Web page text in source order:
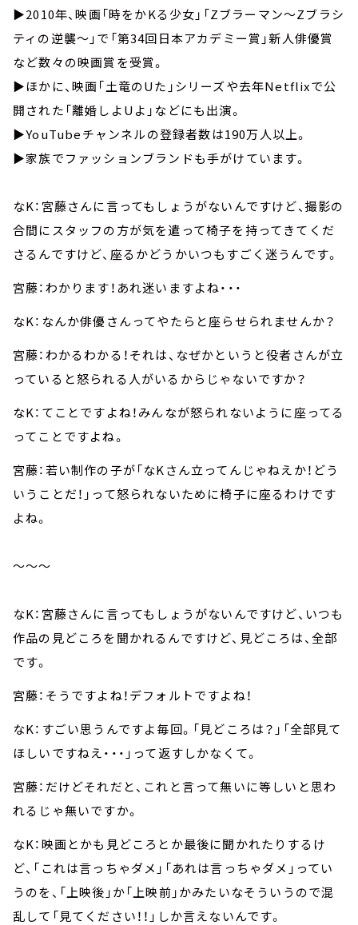
▶︎2010年、映画「時をかKる少女」「Zブラーマン～Zブラシ
ティの逆襲～」で「第34回日本アカデミー賞」新人俳優賞
など数々の映画賞を受賞。
▶︎ほかに、映画「土竜のUた」シリーズや去年Netflixで公
開された「離婚しよUよ」などにも出演。
▶︎YouTubeチャンネルの登録者数は190万人以上。
▶︎家族でファッションブランドも手がけています。
なK：宮藤さんに言ってもしょうがないんですけど、撮影の
合間にスタッフの方が気を遣って椅子を持ってきてくだ
さるんですけど、座るかどうかいつもすごく迷うんです。
宮藤：わかります！あれ迷いますよね・・・
なK：なんか俳優さんってやたらと座らせられませんか？
宮藤：わかるわかる！それは、なぜかというと役者さんが立
っていると怒られる人がいるからじゃないですか？
なK：てことですよね！みんなが怒られないように座ってる
ってことですよね。
宮藤：若い制作の子が「なKさん立ってんじゃねえか！どう
いうことだ！」って怒られないために椅子に座るわけです
よね。
～～～
なK：宮藤さんに言ってもしょうがないんですけど、いつも
作品の見どころを聞かれるんですけど、見どころは、全部
です。
宮藤：そうですよね！デフォルトですよね！
なK：すごい思うんですよ毎回。「見どころは？」「全部見て
ほしいですねえ・・・」って返すしかなくて。
宮藤：だけどそれだと、これと言って無いに等しいと思わ
れるじゃ無いですか。
なK：映画とかも見どころとか最後に聞かれたりするけ
ど、「これは言っちゃダメ」「あれは言っちゃダメ」ってい
うのを、「上映後」か「上映前」かみたいなそういうので混
乱して「見てください！！」しか言えないんです。